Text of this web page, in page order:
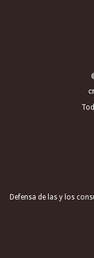
Defensa de las y los